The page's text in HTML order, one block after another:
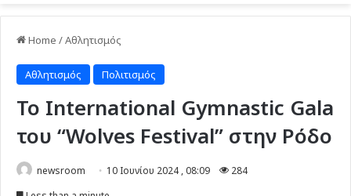
Home /Αθλητισμός
Αθλητισμός Πολιτισμός
To International Gymnastic Gala
του “Wolves Festival” στην Ρόδο
newsroom 10 Ιουνίου 2024 , 08:09
284